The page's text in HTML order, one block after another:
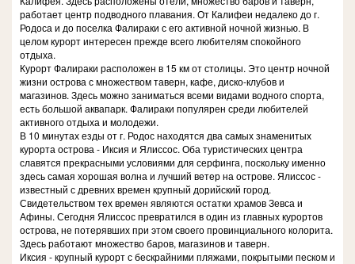
работает центр подводного плавания. От Калифеи недалеко до г.
Родоса и до поселка Фалираки с его активной ночной жизнью. В
целом курорт интересен прежде всего любителям спокойного
отдыха.
Курорт Фалираки расположен в 15 км от столицы. Это центр ночной
жизни острова с множеством таверн, кафе, диско-клубов и
магазинов. Здесь можно заниматься всеми видами водного спорта,
есть большой аквапарк. Фалираки популярен среди любителей
активного отдыха и молодежи.
В 10 минутах езды от г. Родос находятся два самых знаменитых
курорта острова - Иксия и Ялиссос. Оба туристических центра
славятся прекрасными условиями для серфинга, поскольку именно
здесь самая хорошая волна и лучший ветер на острове. Ялиссос -
известный с древних времен крупный дорийский город.
Свидетельством тех времен являются остатки храмов Зевса и
Афины. Сегодня Ялиссос превратился в один из главных курортов
острова, не потерявших при этом своего провинциального колорита.
Здесь работают множество баров, магазинов и таверн.
Иксия - крупный курорт с бескрайними пляжами, покрытыми песком и